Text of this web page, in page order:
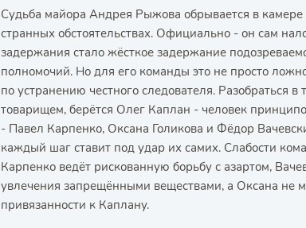
Судьба майора Андрея Рыжова обрывается в камере
странных обстоятельствах. Официально - он сам
задержания стало жёсткое задержание
полномочий. Но для его команды это не просто
по устранению честного следователя. Разобраться
товарищем, берётся Олег Каплан - человек
- Павел Карпенко, Оксана Голикова и Фёдор
каждый шаг ставит под удар их самих. Слабости
Карпенко ведёт рискованную борьбу с азартом,
увлечения запрещёнными веществами, а Оксана не
привязанности к Каплану.